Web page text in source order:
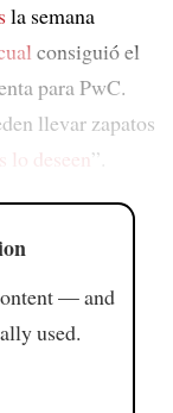
la semana
consiguió el
para PwC.
llevar zapatos
lo deseen”.
— and
used.